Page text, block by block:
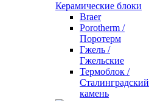
Керамические блоки
Braer
Porotherm /
Поротерм
Гжель /
Гжельские
Термоблок /
Сталинградский
камень